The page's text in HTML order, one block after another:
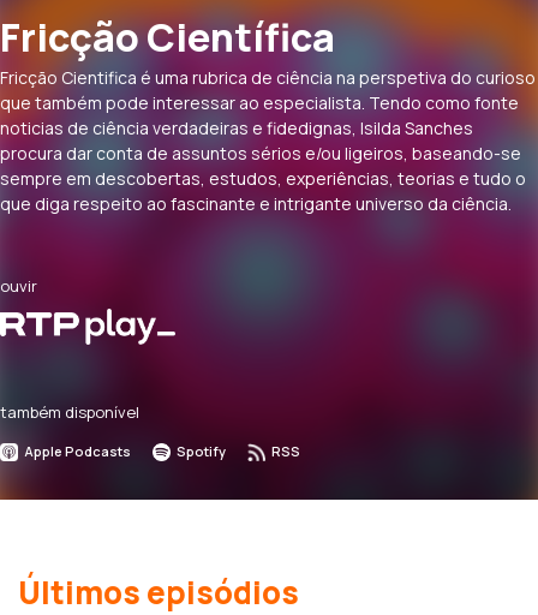
Fricção Científica
Fricção Cientifica é uma rubrica de ciência na perspetiva do curioso
que também pode interessar ao especialista. Tendo como fonte
noticias de ciência verdadeiras e fidedignas, Isilda Sanches
procura dar conta de assuntos sérios e/ou ligeiros, baseando-se
sempre em descobertas, estudos, experiências, teorias e tudo o
que diga respeito ao fascinante e intrigante universo da ciência.
ouvir
também disponível
Apple Podcasts Spotify RSS
Últimos episódios